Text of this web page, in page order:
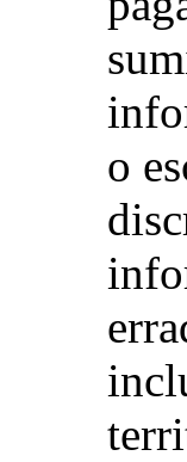
o